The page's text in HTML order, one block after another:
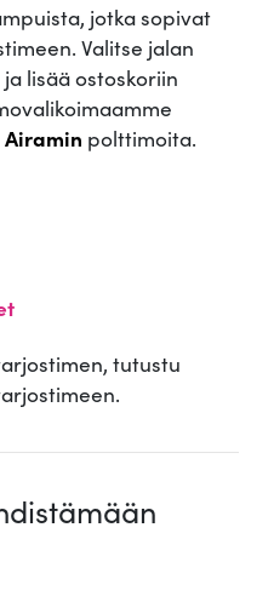
jotka sopivat
Valitse jalan
lisää ostoskoriin
Airamin polttimoita.
tutustu